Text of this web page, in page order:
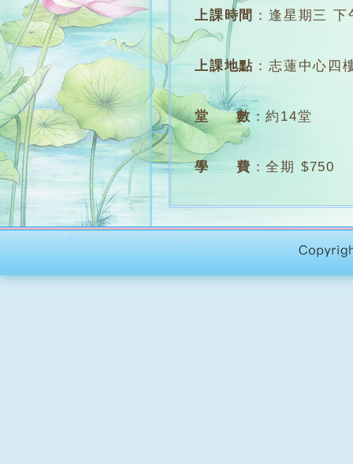
上課時間 ：逢星期三
上課地點 ：志蓮中心四
堂 數 ：約14堂
學 費 ：全期 $750